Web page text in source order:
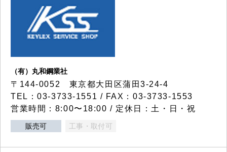
（有）丸和鋼業社
〒144-0052 東京都大田区蒲田3-24-4
TEL：03-3733-1551 / FAX：03-3733-1553
営業時間：8:00〜18:00 / 定休日：土・日・祝
販売可 工事・取付可